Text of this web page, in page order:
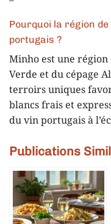
Pourquoi la région
portugais ?
Minho est une
Verde et du cépage
terroirs uniques
blancs frais et
du vin portugais à
Publications